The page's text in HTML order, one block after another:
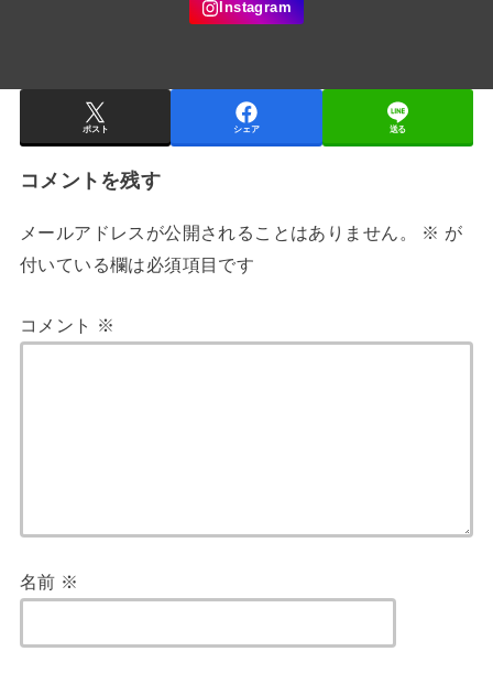
ポスト シェア 送る
コメントを残す
メールアドレスが公開されることはありません。 ※ が
付いている欄は必須項目です
コメント ※
名前 ※